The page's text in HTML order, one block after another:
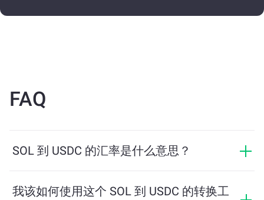
FAQ
SOL 到 USDC 的汇率是什么意思？
市场行情、供需关系和流动性等因素实时波动。
我该如何使用这个 SOL 到 USDC 的转换工